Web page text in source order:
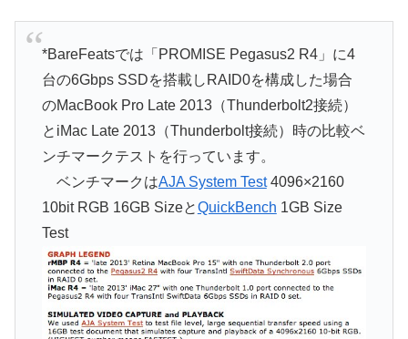
*BareFeatsでは「PROMISE Pegasus2 R4」に4
台の6Gbps SSDを搭載しRAID0を構成した場合
のMacBook Pro Late 2013（Thunderbolt2接続）
とiMac Late 2013（Thunderbolt接続）時の比較ベ
ンチマークテストを行っています。
ベンチマークはAJA System Test4096×2160
10bit RGB 16GB SizeとQuickBench 1GB Size
Test